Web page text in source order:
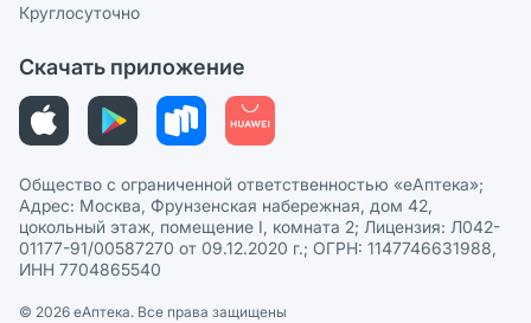
Политика рекомендаций
Этика и соответствие
Политика в отношении обработки персональных данных
Круглосуточно
Скачать приложение
Общество с ограниченной ответственностью «еАптека»;
Адрес: Москва, Фрунзенская набережная, дом 42,
цокольный этаж, помещение I, комната 2; Лицензия: Л042-
01177-91/00587270 от 09.12.2020 г.; ОГРН: 1147746631988,
ИНН 7704865540
© 2026 eАптека. Все права защищены